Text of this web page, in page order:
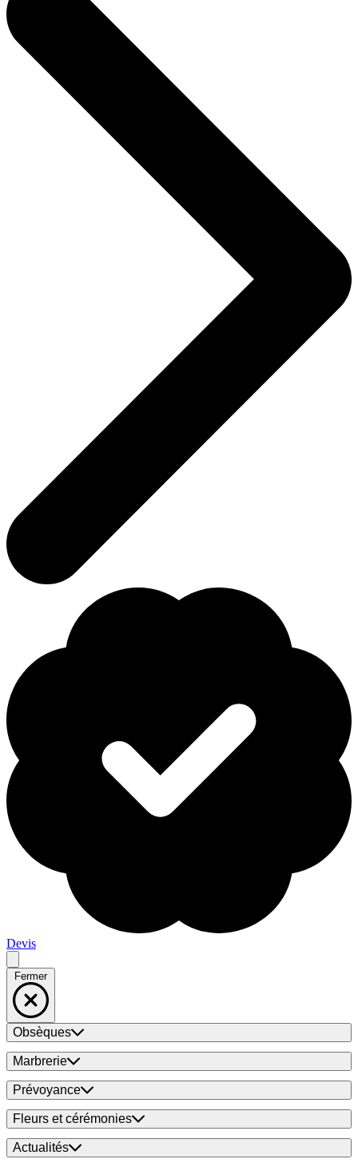
Devis
Fermer
Obsèques
Marbrerie
Prévoyance
Fleurs et cérémonies
Actualités